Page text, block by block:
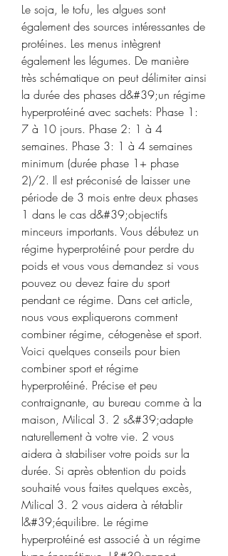
Le soja, le tofu, les algues sont
également des sources intéressantes de
protéines. Les menus intègrent
également les légumes. De manière
très schématique on peut délimiter ainsi
la durée des phases d&#39;un régime
hyperprotéiné avec sachets: Phase 1:
7 à 10 jours. Phase 2: 1 à 4
semaines. Phase 3: 1 à 4 semaines
minimum (durée phase 1+ phase
2)/2. Il est préconisé de laisser une
période de 3 mois entre deux phases
1 dans le cas d&#39;objectifs
minceurs importants. Vous débutez un
régime hyperprotéiné pour perdre du
poids et vous vous demandez si vous
pouvez ou devez faire du sport
pendant ce régime. Dans cet article,
nous vous expliquerons comment
combiner régime, cétogenèse et sport.
Voici quelques conseils pour bien
combiner sport et régime
hyperprotéiné. Précise et peu
contraignante, au bureau comme à la
maison, Milical 3. 2 s&#39;adapte
naturellement à votre vie. 2 vous
aidera à stabiliser votre poids sur la
durée. Si après obtention du poids
souhaité vous faites quelques excès,
Milical 3. 2 vous aidera à rétablir
l&#39;équilibre. Le régime
hyperprotéiné est associé à un régime